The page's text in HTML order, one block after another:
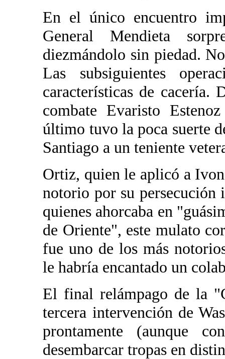
En el único encuentro
General Mendieta
diezmándolo sin piedad.
Las subsiguientes
características de cacería.
combate Evaristo
último tuvo la poca suerte
Santiago a un teniente
Ortiz, quien le aplicó a
notorio por su persecución
quienes ahorcaba en
de Oriente", este mulato
fue uno de los más
le habría encantado un
El final relámpago de la
tercera intervención de
prontamente (aunque
desembarcar tropas en